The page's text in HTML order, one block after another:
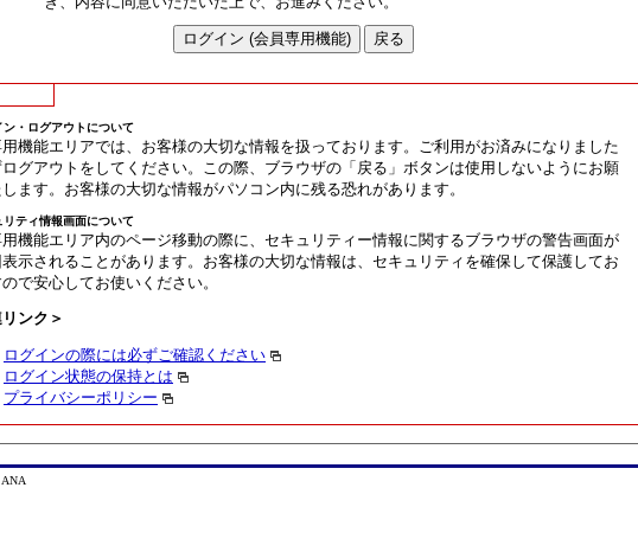
ン・ログアウトについて
機能エリアでは、お客様の大切な情報を扱っております。ご利用がお済みになりました
ログアウトをしてください。この際、ブラウザの「戻る」ボタンは使用しないようにお願
ます。お客様の大切な情報がパソコン内に残る恐れがあります。
リティ情報画面について
機能エリア内のページ移動の際に、セキュリティー情報に関するブラウザの警告画面が
示されることがあります。お客様の大切な情報は、セキュリティを確保して保護してお
で安心してお使いください。
ンク＞
ログインの際には必ずご確認ください
ログイン状態の保持とは
プライバシーポリシー